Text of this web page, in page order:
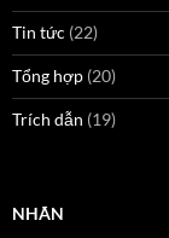
Tin tức (22)
Tổng hợp (20)
Trích dẫn (19)
NHÃN